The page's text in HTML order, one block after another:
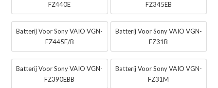
FZ440E
FZ345EB
Batterij Voor Sony VAIO VGN-
FZ445E/B
Batterij Voor Sony VAIO VGN-
FZ31B
Batterij Voor Sony VAIO VGN-
FZ390EBB
Batterij Voor Sony VAIO VGN-
FZ31M